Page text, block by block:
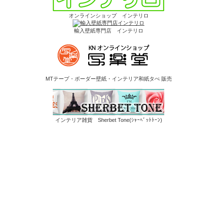
オンラインショップ インテリロ
輸入壁紙専門店 インテリロ
MTテープ・ボーダー壁紙・インテリア和紙タぺ 販売
インテリア雑貨 Sherbet Tone(ｼｬｰﾍﾞｯﾄﾄｰﾝ)